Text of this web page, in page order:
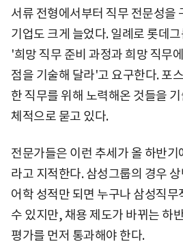
서류 전형에서부터 직무 전문성을
기업도 크게 늘었다. 일례로 롯데
'희망 직무 준비 과정과 희망 직무
점을 기술해 달라'고 요구한다. 포
한 직무를 위해 노력해온 것들을
체적으로 묻고 있다.
전문가들은 이런 추세가 올 하반기
라고 지적한다. 삼성그룹의 경우
어학 성적만 되면 누구나 삼성직
수 있지만, 채용 제도가 바뀌는 하
평가를 먼저 통과해야 한다.